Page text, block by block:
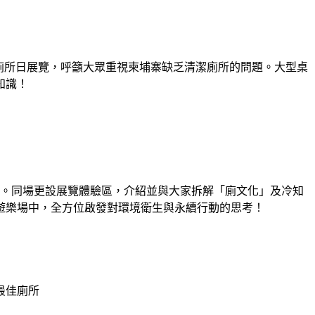
日展覽，呼籲大眾重視柬埔寨缺乏清潔廁所的問題。大型桌
！
同場更設展覽體驗區，介紹並與大家拆解「廁文化」及冷知
場中，全方位啟發對環境衛生與永續行動的思考！
佳廁所